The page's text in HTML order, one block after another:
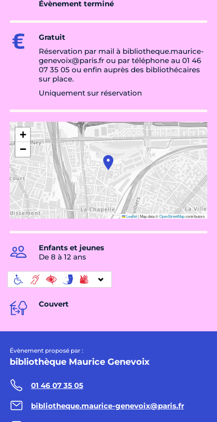
Évènement terminé
Gratuit
Réservation par mail à bibliotheque.maurice-
genevoix@paris.fr ou par téléphone au 01 46
07 35 05 ou enfin auprès des bibliothécaires
sur place.
Uniquement sur réservation
+
−
Leaflet|Map data ©OpenStreetMapcontributors
Enfants et jeunes
De 8 à 12 ans
Couvert
Évènement proposé par :
bibliothèque Maurice Genevoix
01 46 07 35 05
bibliotheque.maurice-genevoix@paris.fr